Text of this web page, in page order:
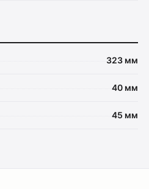
323 мм
40 мм
45 мм